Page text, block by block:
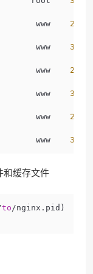
2
3
2
3
2
3
和缓存文件
to/nginx.pid)